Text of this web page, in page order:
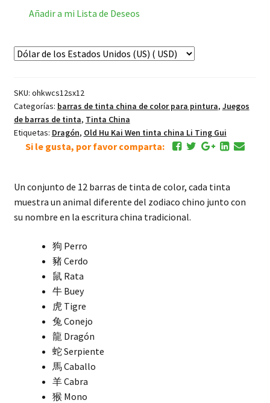
肖
del
Zodiaco
Chino
juego
de
colores
cantidad
Añadir a mi Lista de Deseos
SKU: ohkwcs12sx12
Categorías: barras de tinta china de color para pintura, Juegos
de barras de tinta, Tinta China
Etiquetas: Dragón, Old Hu Kai Wen tinta china Li Ting Gui
Si le gusta, por favor comparta:
Un conjunto de 12 barras de tinta de color, cada tinta
muestra un animal diferente del zodiaco chino junto con
su nombre en la escritura china tradicional.
狗 Perro
豬 Cerdo
鼠 Rata
牛 Buey
虎 Tigre
兔 Conejo
龍 Dragón
蛇 Serpiente
馬 Caballo
羊 Cabra
猴 Mono